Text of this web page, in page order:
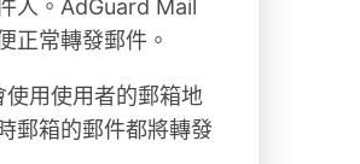
人。AdGuard Mail
正常轉發郵件。
用使用者的郵箱地
郵箱的郵件都將轉發